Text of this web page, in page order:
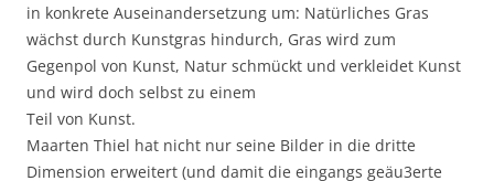
in konkrete Auseinandersetzung um: Natürliches Gras
wächst durch Kunstgras hindurch, Gras wird zum
Gegenpol von Kunst, Natur schmückt und verkleidet Kunst
und wird doch selbst zu einem
Teil von Kunst.
Maarten Thiel hat nicht nur seine Bilder in die dritte
Dimension erweitert (und damit die eingangs geäu3erte